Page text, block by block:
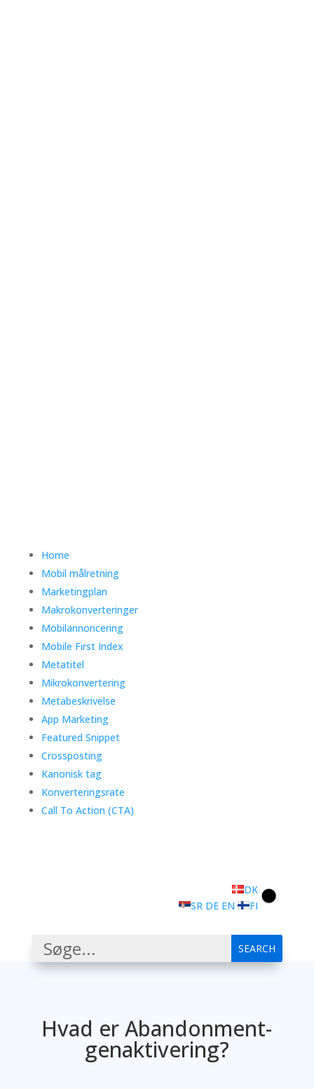
Home
Mobil målretning
Marketingplan
Makrokonverteringer
Mobilannoncering
Mobile First Index
Metatitel
Mikrokonvertering
Metabeskrivelse
App Marketing
Featured Snippet
Crossposting
Kanonisk tag
Konverteringsrate
Call To Action (CTA)
DK
SR DE EN FI
Hvad er Abandonment-
genaktivering?